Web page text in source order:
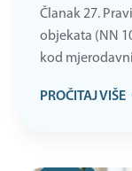
Članak 27.
objekata (NN
kod
PROČITAJ VIŠE